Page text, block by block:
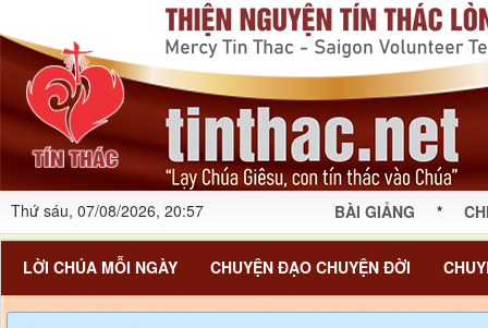
Thứ sáu, 07/08/2026, 20:57 BÀI GIẢNG *
LỜI CHÚA MỖI NGÀY CHUYỆN ĐẠO CHUYỆN ĐỜI